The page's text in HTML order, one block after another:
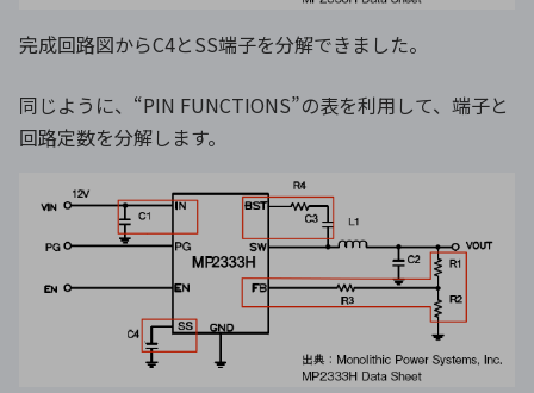
完成回路図からC4とSS端子を分解できました。
同じように、“PIN FUNCTIONS”の表を利用して、端子と
回路定数を分解します。